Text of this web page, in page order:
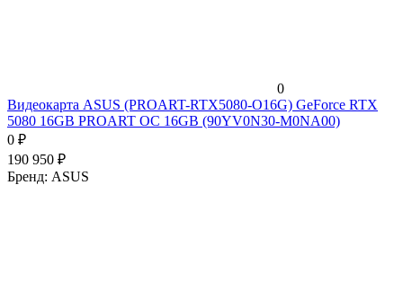
0
Видеокарта ASUS (PROART-RTX5080-O16G) GeForce RTX
5080 16GB PROART OC 16GB (90YV0N30-M0NA00)
0 ₽
190 950 ₽
Бренд: ASUS